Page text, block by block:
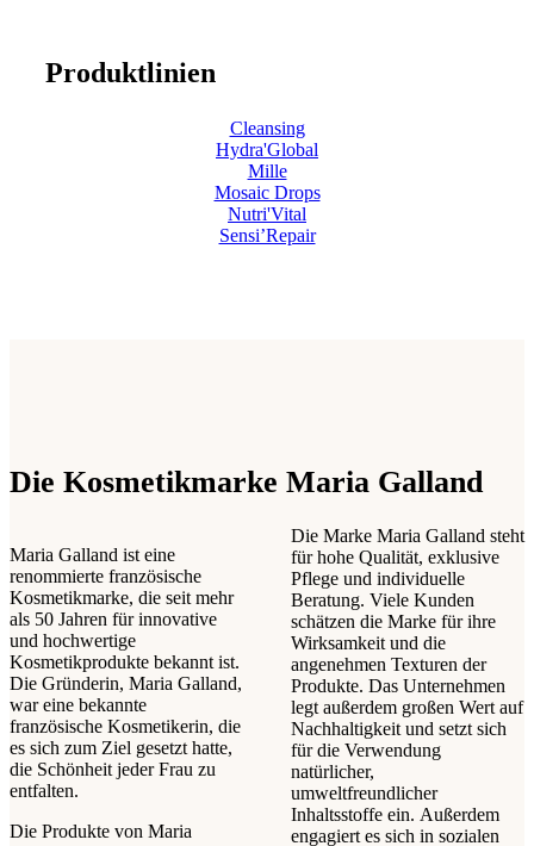
Produktlinien
Cleansing
Hydra'Global
Mille
Mosaic Drops
Nutri'Vital
Sensi’Repair
Die Kosmetikmarke Maria Galland
Maria Galland ist eine
renommierte französische
Kosmetikmarke, die seit mehr
als 50 Jahren für innovative
und hochwertige
Kosmetikprodukte bekannt ist.
Die Gründerin, Maria Galland,
war eine bekannte
französische Kosmetikerin, die
es sich zum Ziel gesetzt hatte,
die Schönheit jeder Frau zu
entfalten.
Die Produkte von Maria
Die Marke Maria Galland steht
für hohe Qualität, exklusive
Pflege und individuelle
Beratung. Viele Kunden
schätzen die Marke für ihre
Wirksamkeit und die
angenehmen Texturen der
Produkte. Das Unternehmen
legt außerdem großen Wert auf
Nachhaltigkeit und setzt sich
für die Verwendung
natürlicher,
umweltfreundlicher
Inhaltsstoffe ein. Außerdem
engagiert es sich in sozialen